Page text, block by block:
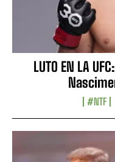
LUTO EN LA
#NTF